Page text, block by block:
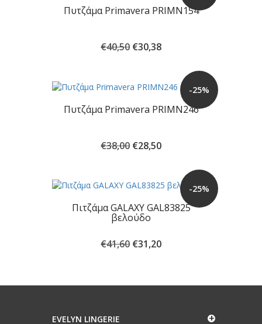
Πυτζάμα Primavera PRIMN154
€40,50 Original
€30,38Η
€30,38.
-25%
Πυτζάμα Primavera PRIMN246
€38,00 Original
€28,50Η
€28,50.
-25%
Πιτζάμα GALAXY GAL83825
βελούδο
€41,60 Original
€31,20Η
€31,20.
EVELYN LINGERIE